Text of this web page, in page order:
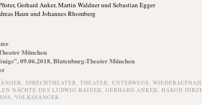
Gerhard Anker, Martin Waldner und Sebastian Egger
Haun und Johannes Rhomberg
München
09.06.2018, Blutenburg-Theater München
SPRECHTHEATER, THEATER, UNTERWEGS,
NÄCHTE DES LUDWIG RAINER, GERHARD ANKER, HAKON
, VOLKSSÄNGER